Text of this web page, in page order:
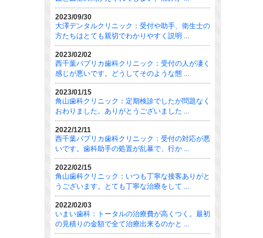
2023/09/30
大澤デンタルクリニック：受付や助手、衛生士の
方たちはとても親切でわかりやすく説明 ...
2023/02/02
西千葉パプリカ歯科クリニック：受付の人が凄く
感じが悪いです。どうしてそのような態 ...
2023/01/15
角山歯科クリニック：定期検診でしたが問題なく
おわりました。ありがとうございました ...
2022/12/11
西千葉パプリカ歯科クリニック：受付の対応が悪
いです。歯科助手の処置が乱暴で、行か ...
2022/02/15
角山歯科クリニック：いつも丁寧な接客ありがと
うございます。とても丁寧な治療をして ...
2022/02/03
いまい歯科：トータルの治療費が高くつく。最初
の見積りの金額で全て治療出来るのかと ...